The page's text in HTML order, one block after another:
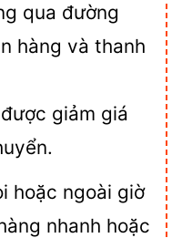
qua đường
hàng và thanh
giảm giá
hoặc ngoài giờ
nhanh hoặc